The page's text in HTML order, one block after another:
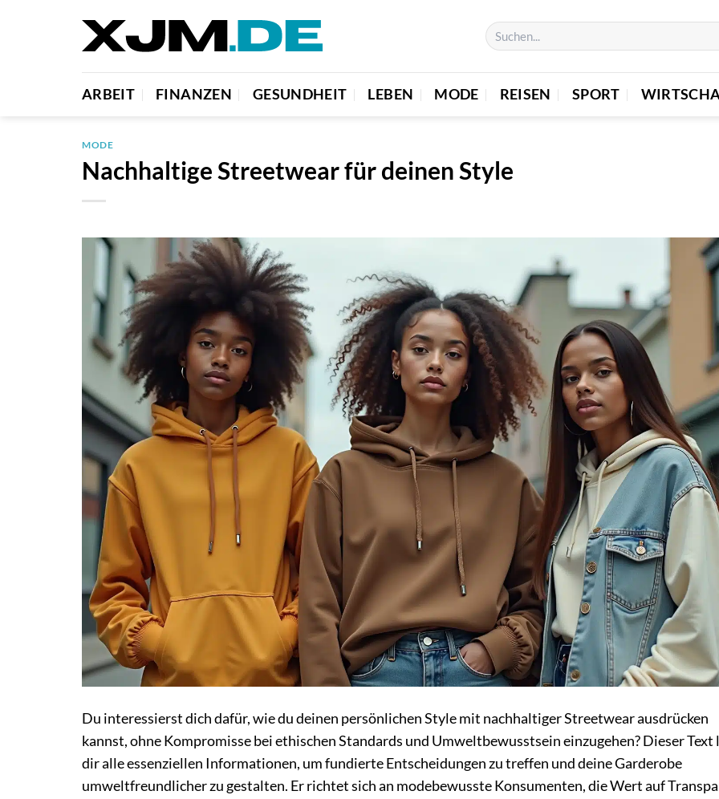
ARBEIT FINANZEN GESUNDHEIT LEBEN MODE REISEN SPORT
MODE
Nachhaltige Streetwear für deinen Style
Du interessierst dich dafür, wie du deinen persönlichen Style mit nachhaltiger Streetwear ausdrücken
kannst, ohne Kompromisse bei ethischen Standards und Umweltbewusstsein einzugehen? Dieser
dir alle essenziellen Informationen, um fundierte Entscheidungen zu treffen und deine Garderobe
umweltfreundlicher zu gestalten. Er richtet sich an modebewusste Konsumenten, die Wert auf